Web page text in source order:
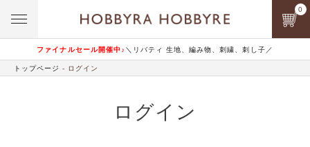
ファイナルセール開催中♪ ＼リバティ 生地、編み物、刺繍、刺し子／
0
トップページ ログイン
ログイン